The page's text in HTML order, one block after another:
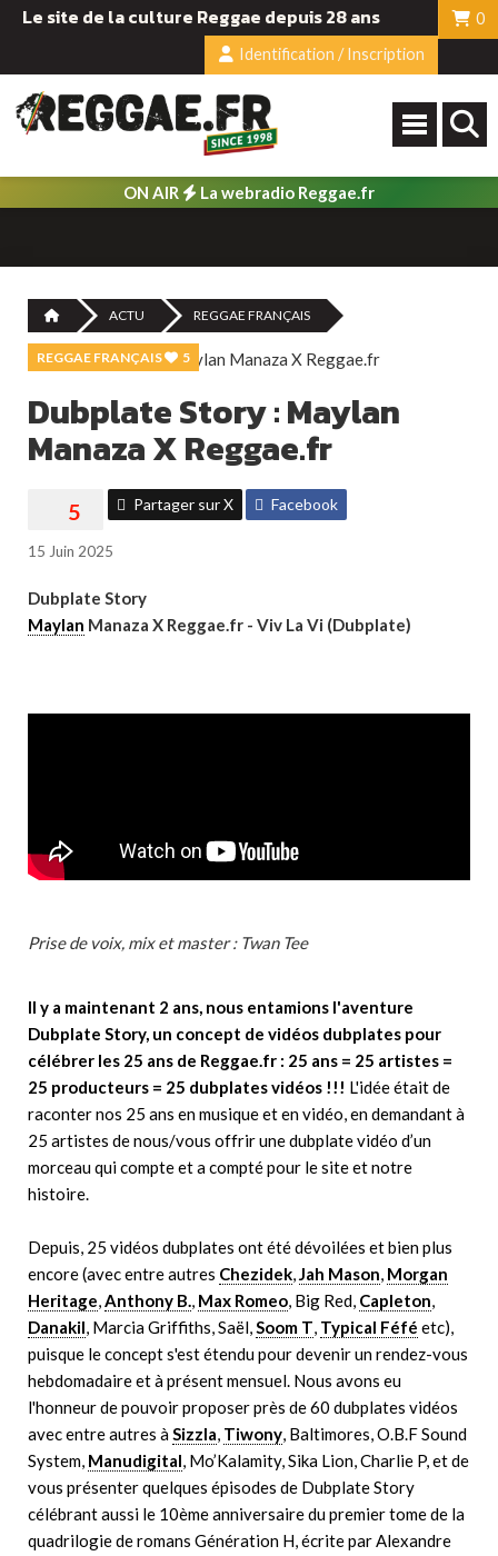
Le site de la culture Reggae depuis 28 ans
0
Identification / Inscription
ON AIR La webradio Reggae.fr
ACTU REGGAE FRANÇAIS
REGGAE FRANÇAIS 5
Dubplate Story : Maylan
Manaza X Reggae.fr
Partager sur X Facebook
15 Juin 2025
Dubplate Story
Maylan Manaza X Reggae.fr - Viv La Vi (Dubplate)
Prise de voix, mix et master : Twan Tee
Il y a maintenant 2 ans, nous entamions l'aventure
Dubplate Story, un concept de vidéos dubplates pour
célébrer les 25 ans de Reggae.fr : 25 ans = 25 artistes =
25 producteurs = 25 dubplates vidéos !!! L'idée était de
raconter nos 25 ans en musique et en vidéo, en demandant à
25 artistes de nous/vous offrir une dubplate vidéo d’un
morceau qui compte et a compté pour le site et notre
histoire.
Depuis, 25 vidéos dubplates ont été dévoilées et bien plus
encore (avec entre autres Chezidek,Jah Mason, Morgan
Heritage,Anthony B., Max Romeo, Big Red, Capleton,
Danakil, Marcia Griffiths, Saël,Soom T, Typical Féfé etc),
puisque le concept s'est étendu pour devenir un rendez-vous
hebdomadaire et à présent mensuel. Nous avons eu
l'honneur de pouvoir proposer près de 60 dubplates vidéos
avec entre autres àSizzla, Tiwony, Baltimores, O.B.F Sound
System, Manudigital, Mo’Kalamity, Sika Lion, Charlie P, et de
vous présenter quelques épisodes de Dubplate Story
célébrant aussi le 10ème anniversaire du premier tome de la
quadrilogie de romans Génération H, écrite par Alexandre